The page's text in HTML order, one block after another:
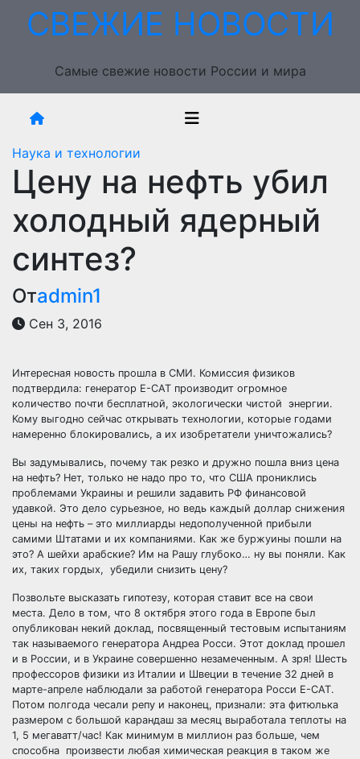
ПерейтиСВЕЖИЕ НОВОСТИ
Самые свежие новости России и мира
Наука и технологии
Цену на нефть убил
холодный ядерный
синтез?
Отadmin1
Сен 3, 2016
Интересная новость прошла в СМИ. Комиссия физиков
подтвердила: генератор Е-САТ производит огромное
количество почти бесплатной, экологически чистой энергии.
Кому выгодно сейчас открывать технологии, которые годами
намеренно блокировались, а их изобретатели уничтожались?
Вы задумывались, почему так резко и дружно пошла вниз цена
на нефть? Нет, только не надо про то, что США прониклись
проблемами Украины и решили задавить РФ финансовой
удавкой. Это дело сурьезное, но ведь каждый доллар снижения
цены на нефть – это миллиарды недополученной прибыли
самими Штатами и их компаниями. Как же буржуины пошли на
это? А шейхи арабские? Им на Рашу глубоко… ну вы поняли. Как
их, таких гордых, убедили снизить цену?
Позвольте высказать гипотезу, которая ставит все на свои
места. Дело в том, что 8 октября этого года в Европе был
опубликован некий доклад, посвященный тестовым испытаниям
так называемого генератора Андреа Росси. Этот доклад прошел
и в России, и в Украине совершенно незамеченным. А зря! Шесть
профессоров физики из Италии и Швеции в течение 32 дней в
марте-апреле наблюдали за работой генератора Росси Е-САТ.
Потом полгода чесали репу и наконец, признали: эта фитюлька
размером с большой карандаш за месяц выработала теплоты на
1, 5 мегаватт/час! Как минимум в миллион раз больше, чем
способна произвести любая химическая реакция в таком же